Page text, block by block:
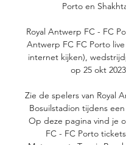
Porto en
Royal Antwerp FC - FC
Antwerp FC FC Porto
internet kijken),
op 25 okt
Zie de spelers van Royal
Bosuilstadion tijdens
Op deze pagina vind je
FC - FC Porto